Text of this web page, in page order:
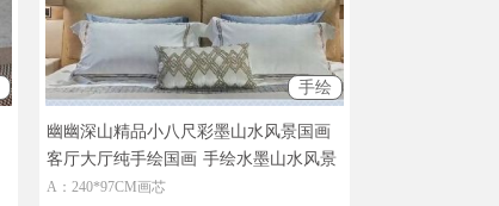
手绘
幽幽深山精品小八尺彩墨山水风景国画
客厅大厅纯手绘国画 手绘水墨山水风景
国画
A：240*97CM画芯